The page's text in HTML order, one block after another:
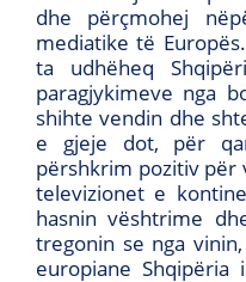
dhe përçmohej
mediatike të
ta udhëheq
paragjykimeve nga
shihte vendin dhe
e gjeje dot, për
përshkrim pozitiv për
televizionet e
hasnin vështrime
tregonin se nga
europiane